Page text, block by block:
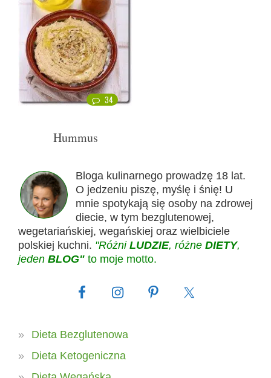
34
Hummus
Bloga kulinarnego prowadzę 18 lat.
O jedzeniu piszę, myślę i śnię! U
mnie spotykają się osoby na zdrowej
diecie, w tym bezglutenowej,
wegetariańskiej, wegańskiej oraz wielbiciele
polskiej kuchni. "Różni LUDZIE, różne DIETY,
jeden BLOG" to moje motto.
Dieta Bezglutenowa
Dieta Ketogeniczna